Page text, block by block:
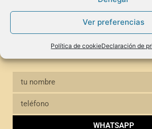
Ver preferencias
Política de cookieDeclaración de
Puedes usar el WhatsApp para
y ofertas
WHATSAPP